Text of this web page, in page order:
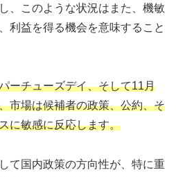
、このような状況はまた、機敏
利益を得る機会を意味すること
ーチューズデイ、そして11月
市場は候補者の政策、公約、そ
に敏感に反応します。
て国内政策の方向性が、特に重